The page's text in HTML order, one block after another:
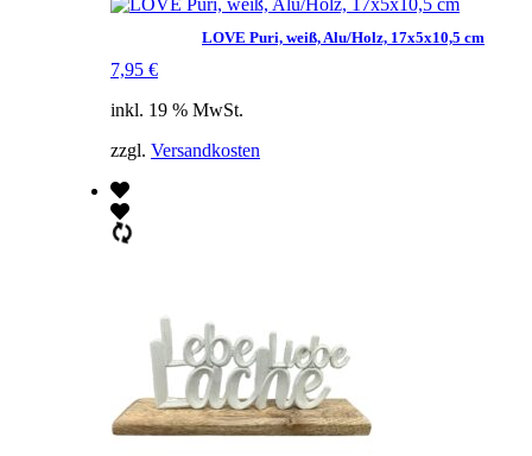
LOVE Puri, weiß, Alu/Holz, 17x5x10,5 cm
7,95 €
inkl. 19 % MwSt.
zzgl. Versandkosten